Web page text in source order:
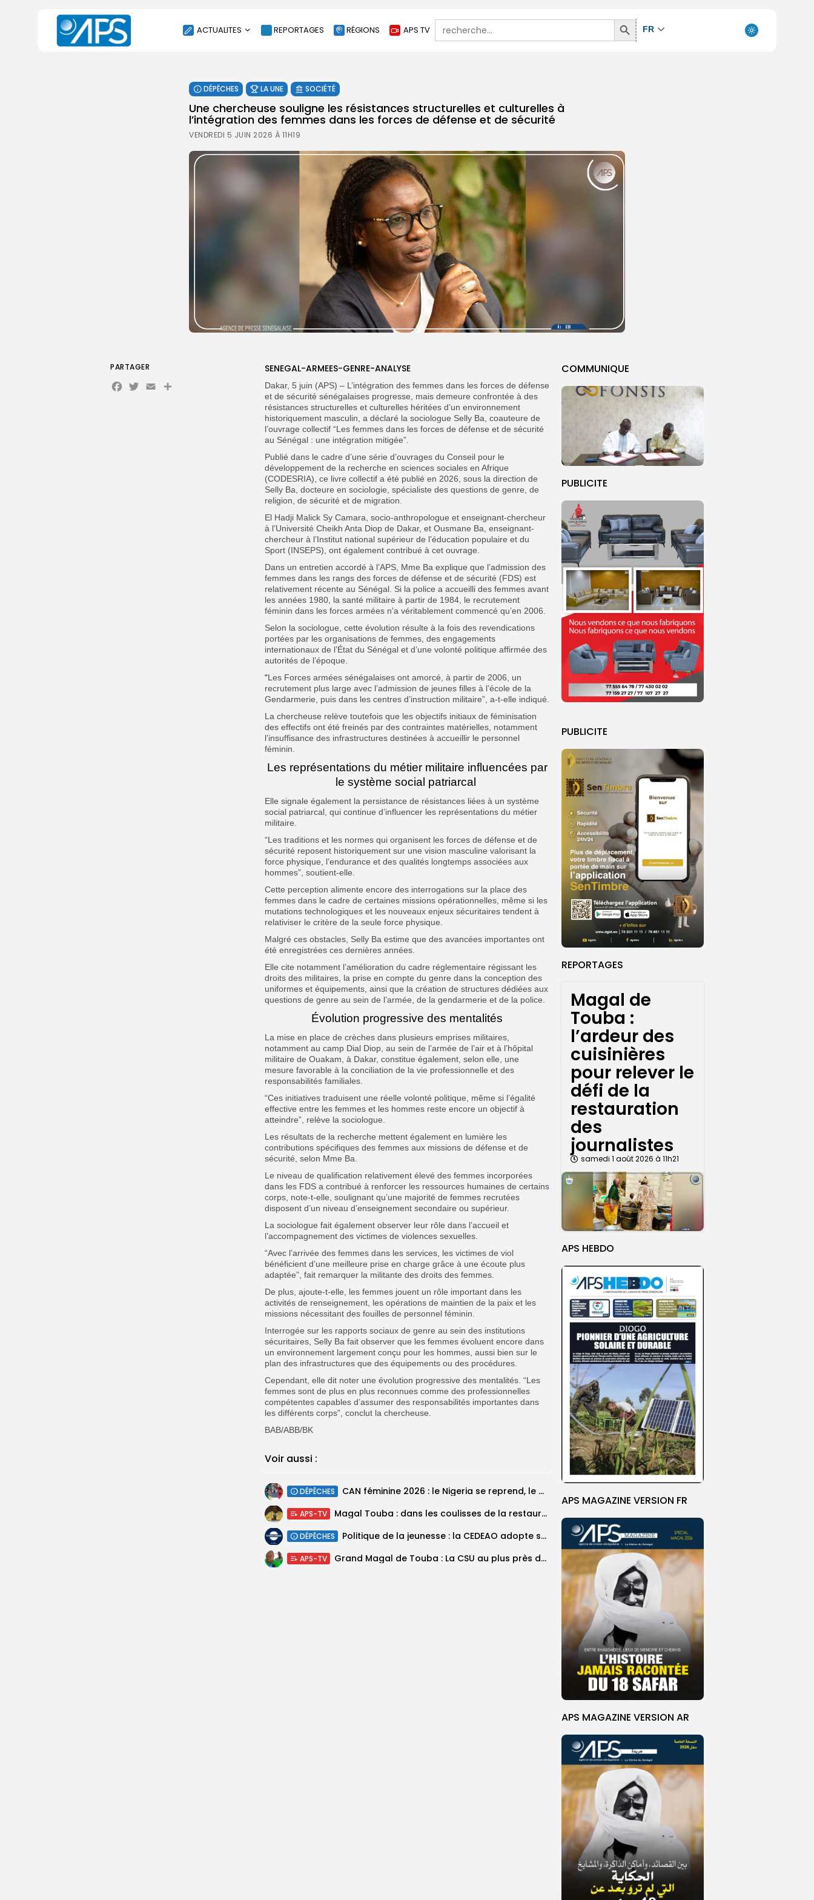
ACTUALITES
SOCIÉTÉ
ÉCONOMIE
CULTURE
ENVIRONNEMENT
REPORTAGES RÉGIONS APS TV
Search
for:
Search
Button
FR
DÉPÊCHES LA UNE SOCIÉTÉ
Une chercheuse souligne les résistances structurelles et culturelles à
l’intégration des femmes dans les forces de défense et de sécurité
VENDREDI 5 JUIN 2026 À 11H19
COMMUNIQUE
PUBLICITE
PUBLICITE
REPORTAGES
Magal de
Touba :
l’ardeur des
cuisinières
pour relever le
défi de la
restauration
des
journalistes
samedi 1 août 2026 à 11h21
APS HEBDO
APS MAGAZINE VERSION FR
APS MAGAZINE VERSION AR
SENEGAL-ARMEES-GENRE-ANALYSE
Dakar, 5 juin (APS) – L’intégration des femmes dans les forces de défense
et de sécurité sénégalaises progresse, mais demeure confrontée à des
résistances structurelles et culturelles héritées d’un environnement
historiquement masculin, a déclaré la sociologue Selly Ba, coauteure de
l’ouvrage collectif “Les femmes dans les forces de défense et de sécurité
au Sénégal : une intégration mitigée”.
Publié dans le cadre d’une série d’ouvrages du Conseil pour le
développement de la recherche en sciences sociales en Afrique
(CODESRIA), ce livre collectif a été publié en 2026, sous la direction de
Selly Ba, docteure en sociologie, spécialiste des questions de genre, de
religion, de sécurité et de migration.
El Hadji Malick Sy Camara, socio-anthropologue et enseignant-chercheur
à l’Université Cheikh Anta Diop de Dakar, et Ousmane Ba, enseignant-
chercheur à l’Institut national supérieur de l’éducation populaire et du
Sport (INSEPS), ont également contribué à cet ouvrage.
Dans un entretien accordé à l’APS, Mme Ba explique que l’admission des
femmes dans les rangs des forces de défense et de sécurité (FDS) est
relativement récente au Sénégal. Si la police a accueilli des femmes avant
les années 1980, la santé militaire à partir de 1984, le recrutement
féminin dans les forces armées n’a véritablement commencé qu’en 2006.
Selon la sociologue, cette évolution résulte à la fois des revendications
portées par les organisations de femmes, des engagements
internationaux de l’État du Sénégal et d’une volonté politique affirmée des
autorités de l’époque.
“Les Forces armées sénégalaises ont amorcé, à partir de 2006, un
recrutement plus large avec l’admission de jeunes filles à l’école de la
Gendarmerie, puis dans les centres d’instruction militaire”, a-t-elle indiqué.
La chercheuse relève toutefois que les objectifs initiaux de féminisation
des effectifs ont été freinés par des contraintes matérielles, notamment
l’insuffisance des infrastructures destinées à accueillir le personnel
féminin.
Les représentations du métier militaire influencées par
le système social patriarcal
Elle signale également la persistance de résistances liées à un système
social patriarcal, qui continue d’influencer les représentations du métier
militaire.
“Les traditions et les normes qui organisent les forces de défense et de
sécurité reposent historiquement sur une vision masculine valorisant la
force physique, l’endurance et des qualités longtemps associées aux
hommes”, soutient-elle.
Cette perception alimente encore des interrogations sur la place des
femmes dans le cadre de certaines missions opérationnelles, même si les
mutations technologiques et les nouveaux enjeux sécuritaires tendent à
relativiser le critère de la seule force physique.
Malgré ces obstacles, Selly Ba estime que des avancées importantes ont
été enregistrées ces dernières années.
Elle cite notamment l’amélioration du cadre réglementaire régissant les
droits des militaires, la prise en compte du genre dans la conception des
uniformes et équipements, ainsi que la création de structures dédiées aux
questions de genre au sein de l’armée, de la gendarmerie et de la police.
Évolution progressive des mentalités
La mise en place de crèches dans plusieurs emprises militaires,
notamment au camp Dial Diop, au sein de l’armée de l’air et à l’hôpital
militaire de Ouakam, à Dakar, constitue également, selon elle, une
mesure favorable à la conciliation de la vie professionnelle et des
responsabilités familiales.
“Ces initiatives traduisent une réelle volonté politique, même si l’égalité
effective entre les femmes et les hommes reste encore un objectif à
atteindre”, relève la sociologue.
Les résultats de la recherche mettent également en lumière les
contributions spécifiques des femmes aux missions de défense et de
sécurité, selon Mme Ba.
Le niveau de qualification relativement élevé des femmes incorporées
dans les FDS a contribué à renforcer les ressources humaines de certains
corps, note-t-elle, soulignant qu’une majorité de femmes recrutées
disposent d’un niveau d’enseignement secondaire ou supérieur.
La sociologue fait également observer leur rôle dans l’accueil et
l’accompagnement des victimes de violences sexuelles.
“Avec l’arrivée des femmes dans les services, les victimes de viol
bénéficient d’une meilleure prise en charge grâce à une écoute plus
adaptée”, fait remarquer la militante des droits des femmes.
De plus, ajoute-t-elle, les femmes jouent un rôle important dans les
activités de renseignement, les opérations de maintien de la paix et les
missions nécessitant des fouilles de personnel féminin.
Interrogée sur les rapports sociaux de genre au sein des institutions
sécuritaires, Selly Ba fait observer que les femmes évoluent encore dans
un environnement largement conçu pour les hommes, aussi bien sur le
plan des infrastructures que des équipements ou des procédures.
Cependant, elle dit noter une évolution progressive des mentalités. “Les
femmes sont de plus en plus reconnues comme des professionnelles
compétentes capables d’assumer des responsabilités importantes dans
les différents corps”, conclut la chercheuse.
BAB/ABB/BK
Voir aussi :
DÉPÊCHES ‎CAN féminine 2026 : le Nigeria se reprend, le Malawi surprend encore...
APS-TV Magal Touba : dans les coulisses de la restauration de la presse...
DÉPÊCHES Politique de la jeunesse : la CEDEAO adopte son plan d’actions stratégiques...
APS-TV Grand Magal de Touba : La CSU au plus près des pèlerins
PARTAGER
Facebook
Twitter
EmailPartager